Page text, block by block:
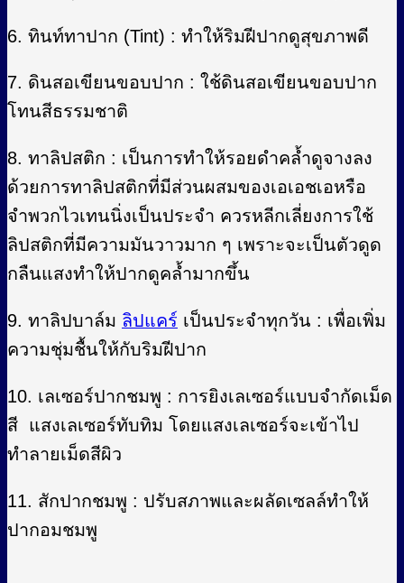
6. ทินท์ทาปาก (Tint) : ทำให้ริมฝีปากดูสุขภาพดี
7. ดินสอเขียนขอบปาก : ใช้ดินสอเขียนขอบปาก
โทนสีธรรมชาติ
8. ทาลิปสติก : เป็นการทำให้รอยดำคล้ำดูจางลง
ด้วยการทาลิปสติกที่มีส่วนผสมของเอเอชเอหรือ
จำพวกไวเทนนิ่งเป็นประจำ ควรหลีกเลี่ยงการใช้
ลิปสติกที่มีความมันวาวมาก ๆ เพราะจะเป็นตัวดูด
กลืนแสงทำให้ปากดูคล้ำมากขึ้น
9. ทาลิปบาล์ม ลิปแคร์ เป็นประจำทุกวัน : เพื่อเพิ่ม
ความชุ่มชื้นให้กับริมฝีปาก
10. เลเซอร์ปากชมพู : การยิงเลเซอร์แบบจำกัดเม็ด
สี แสงเลเซอร์ทับทิม โดยแสงเลเซอร์จะเข้าไป
ทำลายเม็ดสีผิว
11. สักปากชมพู : ปรับสภาพและผลัดเซลล์ทำให้
ปากอมชมพู